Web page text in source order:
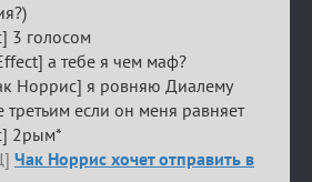
3 голосом
а тебе я чем маф?
Норрис] я ровняю Диалему
третьим если он меня равняет
2рым*
Чак Норрис хочет отправить в